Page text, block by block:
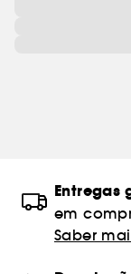
Entregas
em
Saber